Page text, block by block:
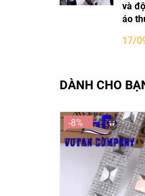
và
áo
17/
DÀNH CHO
-8%